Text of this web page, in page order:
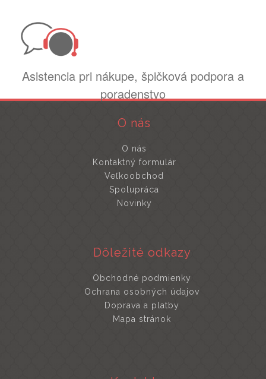
Asistencia pri nákupe, špičková podpora a
poradenstvo
O nás
O nás
Kontaktný formulár
Veľkoobchod
Spolupráca
Novinky
Dôležité odkazy
Obchodné podmienky
Ochrana osobných údajov
Doprava a platby
Mapa stránok